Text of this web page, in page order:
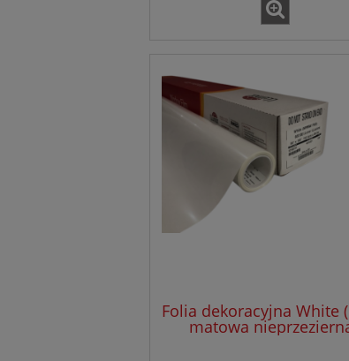
Folia dekoracyjna White
matowa
NRMW PS 3, rolka